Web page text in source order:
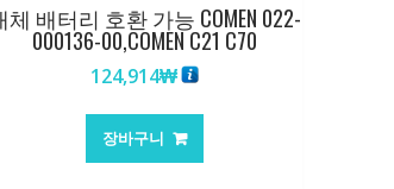
체 배터리 호환 가능 COMEN 022-
000136-00,COMEN C21 C70
124,914₩
장바구니